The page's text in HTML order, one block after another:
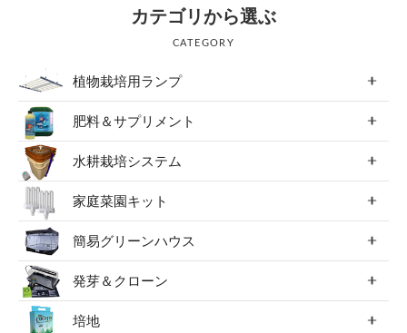
カテゴリから選ぶ
CATEGORY
植物栽培用ランプ
肥料＆サプリメント
水耕栽培システム
家庭菜園キット
簡易グリーンハウス
発芽＆クローン
培地